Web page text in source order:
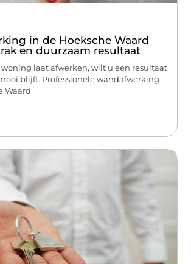
in de Hoeksche Waard
en duurzaam resultaat
laat afwerken, wilt u een resultaat
blijft. Professionele wandafwerking
Waard